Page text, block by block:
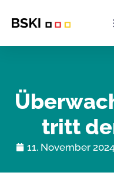
tritt
11. November 2024